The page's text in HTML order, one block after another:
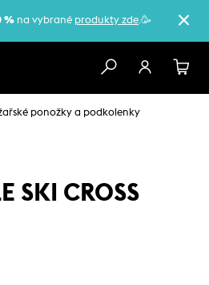
% na vybrané produkty zde.🥳
ponožky a podkolenky
SKI CROSS